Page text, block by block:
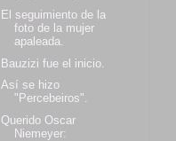
El seguimiento de la
foto de la mujer
apaleada.
Bauzizi fue el inicio.
Así se hizo
"Percebeiros".
Querido Oscar
Niemeyer: